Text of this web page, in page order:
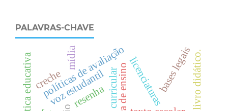
PALAVRAS-CHAVE
resenha
políticas de avaliação
política educativa mídia livro didático.
licenciaturas
voz estudantil
creche bases legais